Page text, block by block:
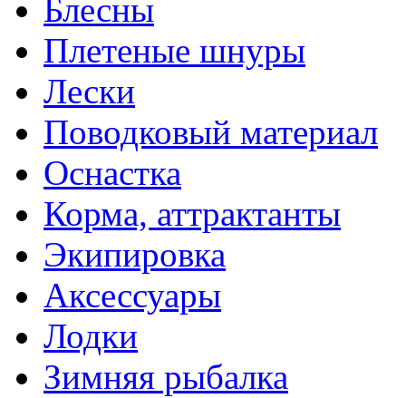
Блесны
Плетеные шнуры
Лески
Поводковый материал
Оснастка
Корма, аттрактанты
Экипировка
Аксессуары
Лодки
Зимняя рыбалка